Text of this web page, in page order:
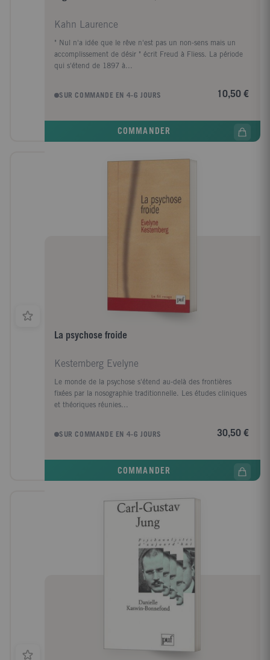
Kahn Laurence
" Nul n'a idée que le rêve n'est pas un non-sens mais un
accomplissement de désir " écrit Freud à Fliess. La période
qui s'étend de 1897 à...
SUR COMMANDE EN 4-6 JOURS 10,50 €
COMMANDER
La psychose froide
Kestemberg Evelyne
Le monde de la psychose s'étend au-delà des frontières
fixées par la nosographie traditionnelle. Les études cliniques
et théoriques réunies...
SUR COMMANDE EN 4-6 JOURS 30,50 €
COMMANDER